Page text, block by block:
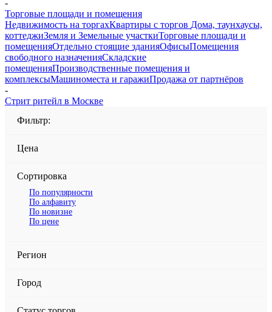
-
Торговые площади и помещения
Недвижимость на торгахКвартиры с торгов Дома, таунхаусы,
коттеджиЗемля и Земельные участкиТорговые площади и
помещенияОтдельно стоящие зданияОфисыПомещения
свободного назначенияСкладские
помещенияПроизводственные помещения и
комплексыМашиноместа и гаражиПродажа от партнёров
-
Стрит ритейл в Москве
Фильтр:
Цена
Сортировка
По популярности
По алфавиту
По новизне
По цене
Регион
Город